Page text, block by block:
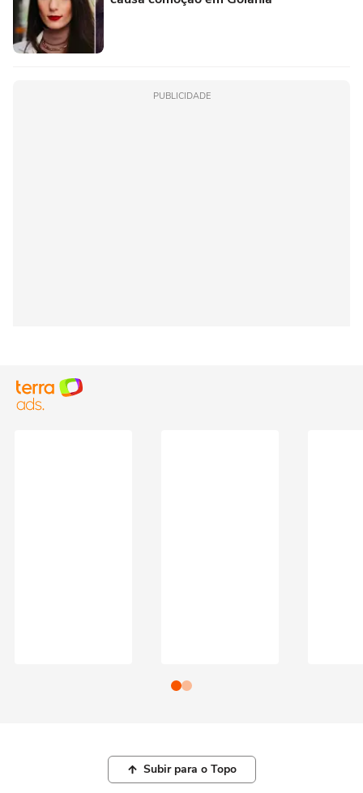
PUBLICIDADE
Subir para o Topo